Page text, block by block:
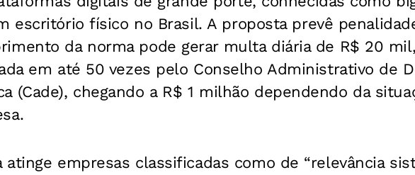
escritório físico no Brasil. A proposta prevê
da norma pode gerar multa diária de R$ 20
em até 50 vezes pelo Conselho Administrativo de
(Cade), chegando a R$ 1 milhão dependendo da
atinge empresas classificadas como de “relevância